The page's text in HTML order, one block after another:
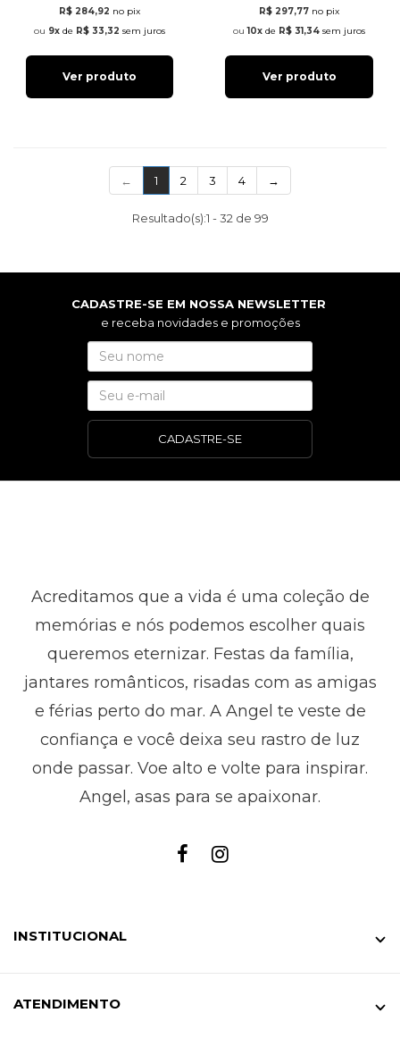
R$ 284,92 no pix
9x de R$ 33,32 sem juros
Ver produto
R$ 297,77 no pix
10x de R$ 31,34 sem juros
Ver produto
← 1 (current)
2 3 4 →
Resultado(s):1 -32 de 99
CADASTRE-SE EM NOSSA NEWSLETTER
e receba novidades e promoções
CADASTRE-SE
Acreditamos que a vida é uma coleção de
memórias e nós podemos escolher quais
queremos eternizar. Festas da família,
jantares românticos, risadas com as amigas
e férias perto do mar. A Angel te veste de
confiança e você deixa seu rastro de luz
onde passar. Voe alto e volte para inspirar.
Angel, asas para se apaixonar.
INSTITUCIONAL
ATENDIMENTO